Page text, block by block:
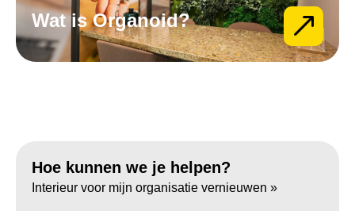
Wat is Organoid?
Hoe kunnen we je helpen?
Interieur voor mijn organisatie vernieuwen »